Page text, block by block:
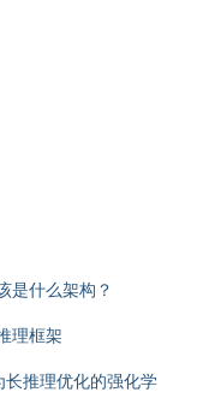
是什么架构？
理框架
长推理优化的强化学